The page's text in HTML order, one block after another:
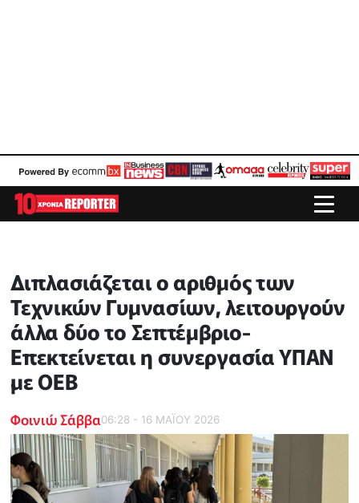
Διπλασιάζεται ο αριθμός των
Τεχνικών Γυμνασίων, λειτουργούν
άλλα δύο το Σεπτέμβριο-
Επεκτείνεται η συνεργασία ΥΠΑΝ
με ΟΕΒ
Φοινιώ Σάββα06:28 - 16 ΜΑΪ́ΟΥ 2026